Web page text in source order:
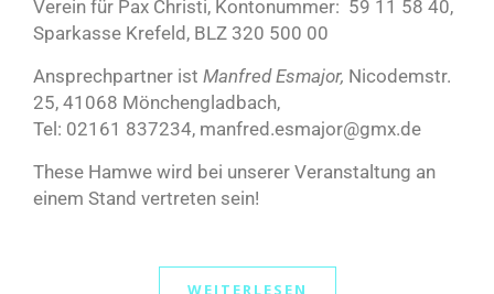
Verein für Pax Christi, Kontonummer: 59 11 58 40,
Sparkasse Krefeld, BLZ 320 500 00
Ansprechpartner ist Manfred Esmajor, Nicodemstr.
25, 41068 Mönchengladbach,
Tel: 02161 837234, manfred.esmajor@gmx.de
These Hamwe wird bei unserer Veranstaltung an
einem Stand vertreten sein!
WEITERLESEN